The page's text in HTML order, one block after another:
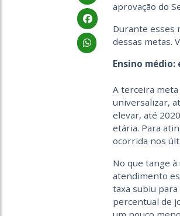
aprovação do
Durante esses
dessas metas.
Ensino médio:
A terceira meta
universalizar,
elevar, até
etária. Para
ocorrida nos
No que tange
atendimento
taxa subiu para
percentual de